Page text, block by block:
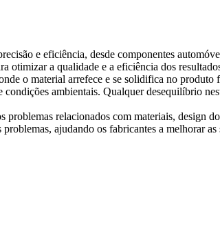
e eficiência, desde componentes
otimizar a qualidade e a eficiência dos
o material arrefece e se solidifica no
ambientais. Qualquer desequilíbrio
relacionados com materiais, design
ajudando os fabricantes a melhorar as